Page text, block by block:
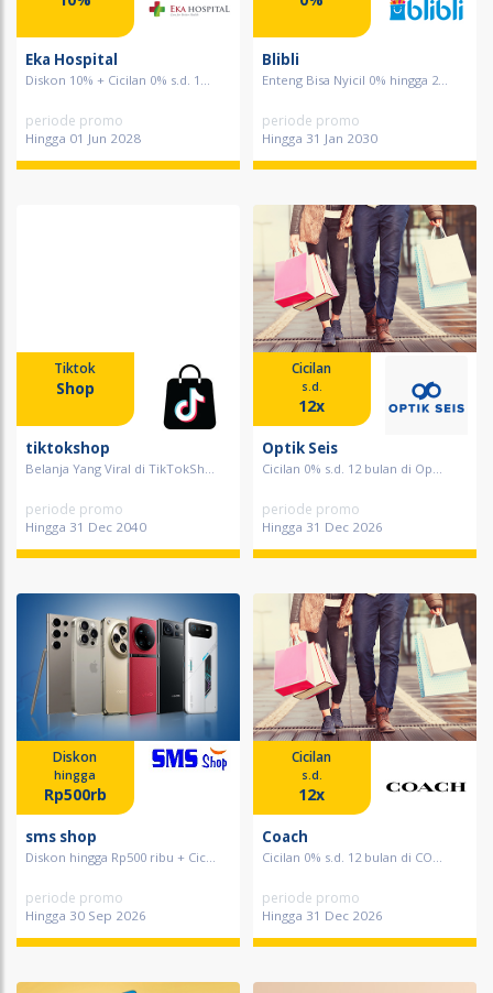
Eka Hospital
Diskon 10% + Cicilan 0% s.d. 1...
periode promo
Hingga 01 Jun 2028
Blibli
Enteng Bisa Nyicil 0% hingga 2...
periode promo
Hingga 31 Jan 2030
Tiktok
Shop
tiktokshop
Belanja Yang Viral di TikTokSh...
periode promo
Hingga 31 Dec 2040
Cicilan
s.d.
12x
Optik Seis
Cicilan 0% s.d. 12 bulan di Op...
periode promo
Hingga 31 Dec 2026
Diskon
hingga
Rp500rb
sms shop
Diskon hingga Rp500 ribu + Cic...
periode promo
Hingga 30 Sep 2026
Cicilan
s.d.
12x
Coach
Cicilan 0% s.d. 12 bulan di CO...
periode promo
Hingga 31 Dec 2026